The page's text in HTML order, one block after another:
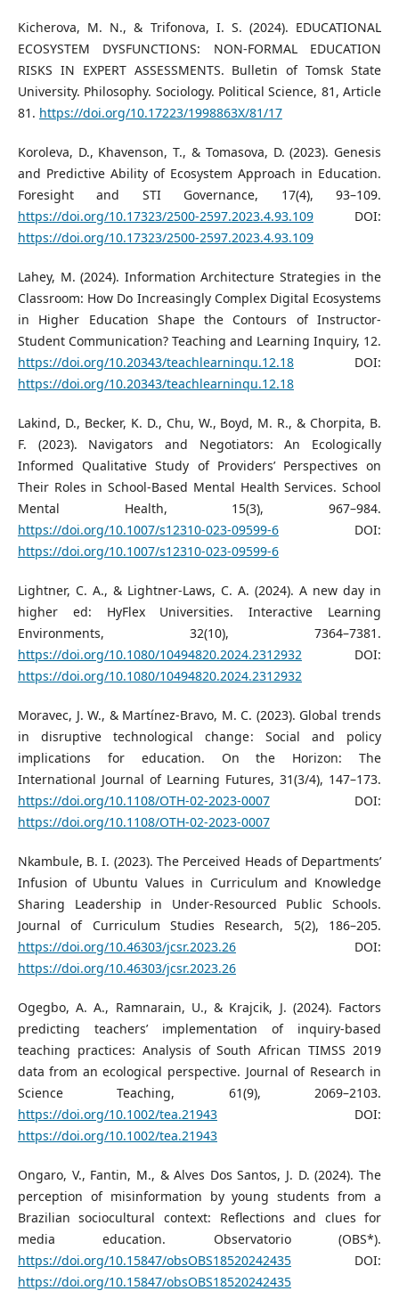
Kicherova, M. N., & Trifonova, I. S. (2024). EDUCATIONAL
ECOSYSTEM DYSFUNCTIONS: NON-FORMAL EDUCATION
RISKS IN EXPERT ASSESSMENTS. Bulletin of Tomsk State
University. Philosophy. Sociology. Political Science, 81, Article
81. https://doi.org/10.17223/1998863Х/81/17
Koroleva, D., Khavenson, T., & Tomasova, D. (2023). Genesis
and Predictive Ability of Ecosystem Approach in Education.
Foresight and STI Governance, 17(4), 93–109.
https://doi.org/10.17323/2500-2597.2023.4.93.109DOI:
https://doi.org/10.17323/2500-2597.2023.4.93.109
Lahey, M. (2024). Information Architecture Strategies in the
Classroom: How Do Increasingly Complex Digital Ecosystems
in Higher Education Shape the Contours of Instructor-
Student Communication? Teaching and Learning Inquiry, 12.
https://doi.org/10.20343/teachlearninqu.12.18DOI:
https://doi.org/10.20343/teachlearninqu.12.18
Lakind, D., Becker, K. D., Chu, W., Boyd, M. R., & Chorpita, B.
F. (2023). Navigators and Negotiators: An Ecologically
Informed Qualitative Study of Providers’ Perspectives on
Their Roles in School-Based Mental Health Services. School
Mental Health, 15(3), 967–984.
https://doi.org/10.1007/s12310-023-09599-6DOI:
https://doi.org/10.1007/s12310-023-09599-6
Lightner, C. A., & Lightner-Laws, C. A. (2024). A new day in
higher ed: HyFlex Universities. Interactive Learning
Environments, 32(10), 7364–7381.
https://doi.org/10.1080/10494820.2024.2312932DOI:
https://doi.org/10.1080/10494820.2024.2312932
Moravec, J. W., & Martínez-Bravo, M. C. (2023). Global trends
in disruptive technological change: Social and policy
implications for education. On the Horizon: The
International Journal of Learning Futures, 31(3/4), 147–173.
https://doi.org/10.1108/OTH-02-2023-0007DOI:
https://doi.org/10.1108/OTH-02-2023-0007
Nkambule, B. I. (2023). The Perceived Heads of Departments’
Infusion of Ubuntu Values in Curriculum and Knowledge
Sharing Leadership in Under-Resourced Public Schools.
Journal of Curriculum Studies Research, 5(2), 186–205.
https://doi.org/10.46303/jcsr.2023.26DOI:
https://doi.org/10.46303/jcsr.2023.26
Ogegbo, A. A., Ramnarain, U., & Krajcik, J. (2024). Factors
predicting teachers’ implementation of inquiry-based
teaching practices: Analysis of South African TIMSS 2019
data from an ecological perspective. Journal of Research in
Science Teaching, 61(9), 2069–2103.
https://doi.org/10.1002/tea.21943DOI:
https://doi.org/10.1002/tea.21943
Ongaro, V., Fantin, M., & Alves Dos Santos, J. D. (2024). The
perception of misinformation by young students from a
Brazilian sociocultural context: Reflections and clues for
media education. Observatorio (OBS*).
https://doi.org/10.15847/obsOBS18520242435DOI:
https://doi.org/10.15847/obsOBS18520242435